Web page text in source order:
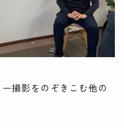
撮影をのぞきこむ他の